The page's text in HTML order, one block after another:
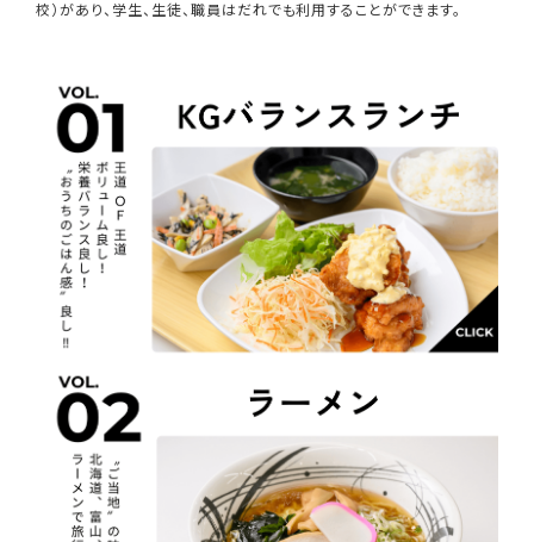
校）があり、学生、生徒、職員はだれでも利用することができます。